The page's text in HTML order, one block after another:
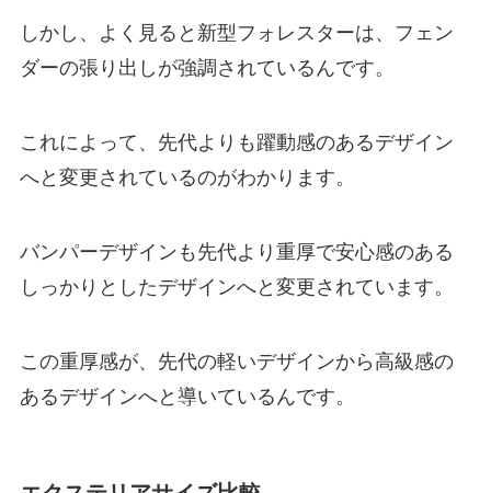
しかし、よく見ると新型フォレスターは、フェン
ダーの張り出しが強調されているんです。
これによって、先代よりも躍動感のあるデザイン
へと変更されているのがわかります。
バンパーデザインも先代より重厚で安心感のある
しっかりとしたデザインへと変更されています。
この重厚感が、先代の軽いデザインから高級感の
あるデザインへと導いているんです。